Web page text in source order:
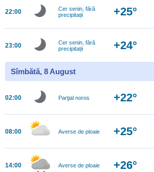
22:00
Cer senin, fără
precipitații
+25°
23:00
Cer senin, fără
precipitații
+24°
Sîmbătă, 8 August
02:00 Parţial noros +22°
08:00 Averse de ploaie +25°
14:00 Averse de ploaie +26°